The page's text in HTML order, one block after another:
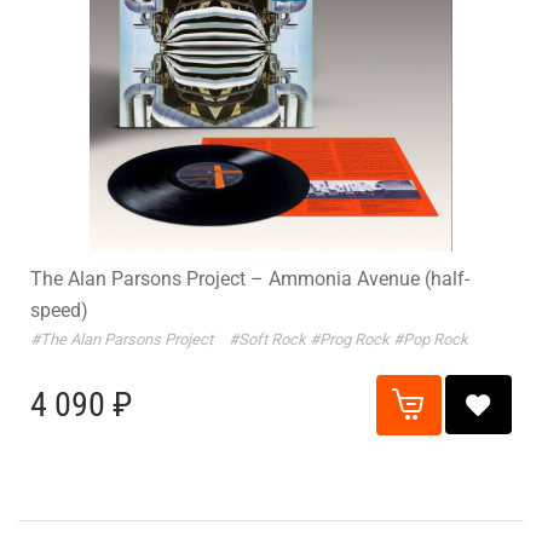
The Alan Parsons Project – Ammonia Avenue (half-
speed)
#The Alan Parsons Project #Soft Rock #Prog Rock #Pop Rock
4 090 ₽